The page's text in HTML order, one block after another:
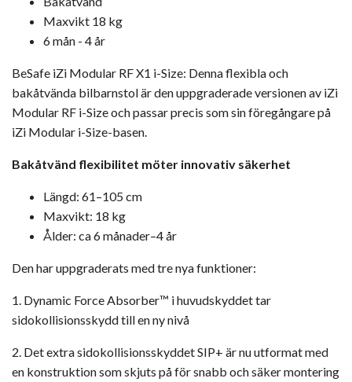
Maxvikt 18 kg
6 mån - 4 år
BeSafe iZi Modular RF X1 i-Size: Denna flexibla och
bakåtvända bilbarnstol är den uppgraderade versionen av iZi
Modular RF i-Size och passar precis som sin föregångare på
iZi Modular i-Size-basen.
Bakåtvänd flexibilitet möter innovativ säkerhet
Längd: 61–105 cm
Maxvikt: 18 kg
Ålder: ca 6 månader–4 år
Den har uppgraderats med tre nya funktioner:
1. Dynamic Force Absorber™ i huvudskyddet tar
sidokollisionsskydd till en ny nivå
2. Det extra sidokollisionsskyddet SIP+ är nu utformat med
en konstruktion som skjuts på för snabb och säker montering